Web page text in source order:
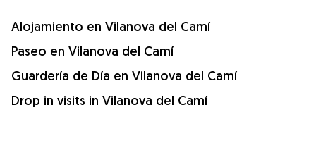
Alojamiento en Vilanova del Camí
Paseo en Vilanova del Camí
Guardería de Día en Vilanova del Camí
Drop in visits in Vilanova del Camí